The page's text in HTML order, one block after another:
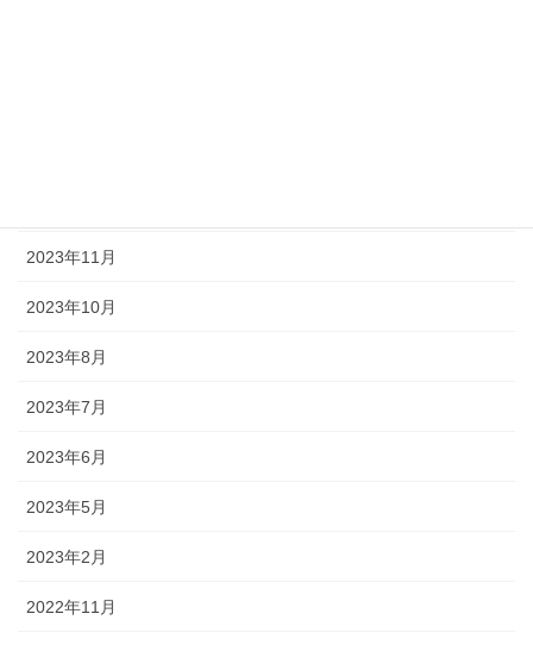
2023年11月
2023年10月
2023年8月
2023年7月
2023年6月
2023年5月
2023年2月
2022年11月